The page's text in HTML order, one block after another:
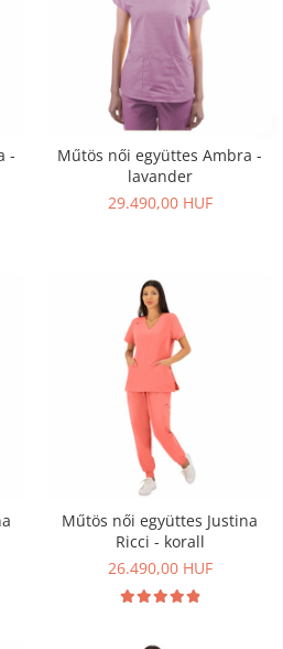
-
Műtös női együttes Ambra -
lavander
29.490,00 HUF
Műtös női együttes Justina
Ricci - korall
26.490,00 HUF